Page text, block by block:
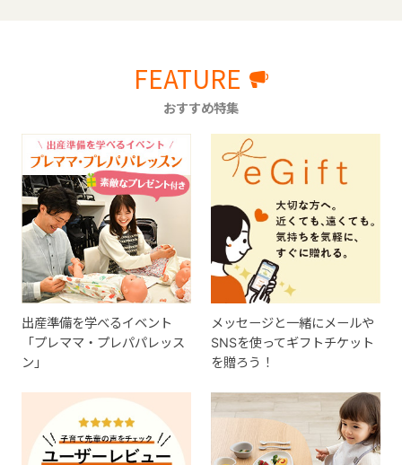
FEATURE
おすすめ特集
出産準備を学べるイベント
「プレママ・プレパパレッス
ン」
メッセージと一緒にメールや
SNSを使ってギフトチケット
を贈ろう！